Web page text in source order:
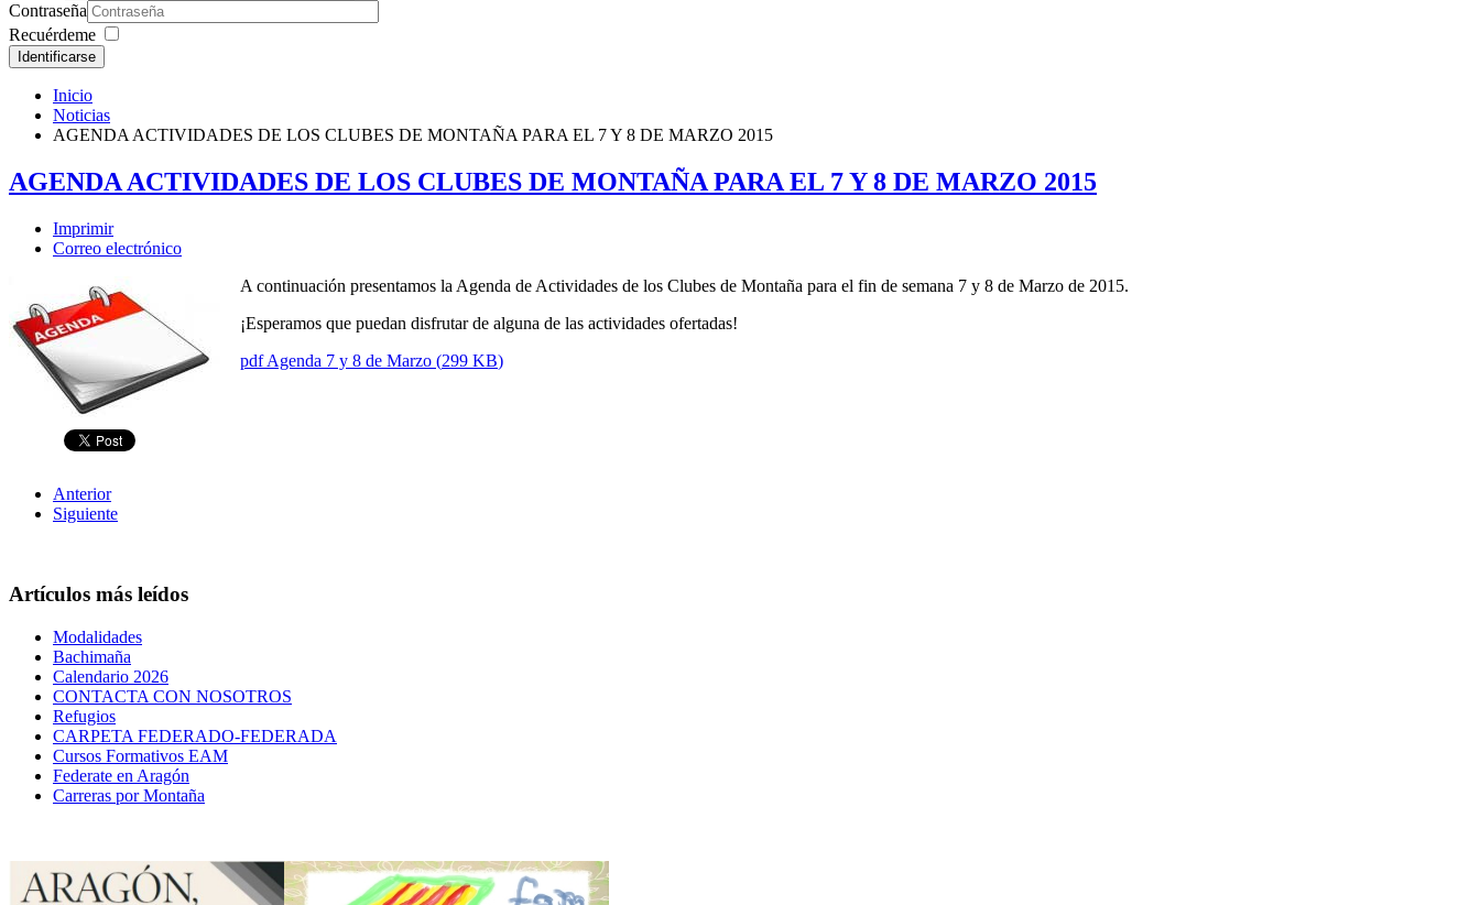
Contraseña
Recuérdeme
Identificarse
Inicio
Noticias
AGENDA ACTIVIDADES DE LOS CLUBES DE MONTAÑA PARA EL 7 Y 8 DE MARZO 2015
AGENDA ACTIVIDADES DE LOS CLUBES DE MONTAÑA PARA EL 7 Y 8 DE MARZO 2015
Imprimir
Correo electrónico
A continuación presentamos la Agenda de Actividades de los Clubes de Montaña para el fin de semana 7 y 8 de Marzo de 2015.
¡Esperamos que puedan disfrutar de alguna de las actividades ofertadas!
pdfAgenda 7 y 8 de Marzo (299 KB)
Anterior
Siguiente
Artículos más leídos
Modalidades
Bachimaña
Calendario 2026
CONTACTA CON NOSOTROS
Refugios
CARPETA FEDERADO-FEDERADA
Cursos Formativos EAM
Federate en Aragón
Carreras por Montaña